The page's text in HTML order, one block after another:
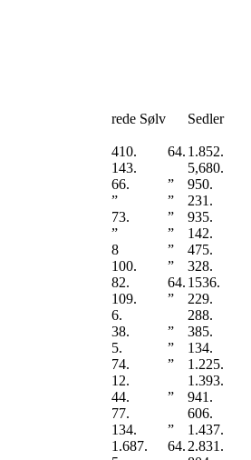
rede Sølv
410.
143.
66.
”
73.
”
8
100.
82.
109.
6.
38.
5.
74.
12.
44.
77.
134.
1.687.
64.
”
”
”
”
”
”
64.
”
”
”
”
”
”
64.
Sedler
1.852.
5,680.
950.
231.
935.
142.
475.
328.
1536.
229.
288.
385.
134.
1.225.
1.393.
941.
606.
1.437.
2.831.